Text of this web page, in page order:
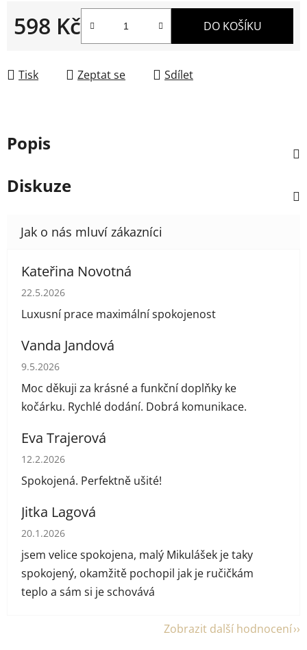
598 Kč DO KOŠÍKU
Tisk Zeptat se Sdílet
Popis
Diskuze
Kateřina Novotná
Hodnocení obchodu je 5 z 5 hvězdiček.
22.5.2026
Luxusní prace maximální spokojenost
Vanda Jandová
Hodnocení obchodu je 5 z 5 hvězdiček.
9.5.2026
Moc děkuji za krásné a funkční doplňky ke
kočárku. Rychlé dodání. Dobrá komunikace.
Eva Trajerová
Hodnocení obchodu je 5 z 5 hvězdiček.
12.2.2026
Spokojená. Perfektně ušité!
Jitka Lagová
Hodnocení obchodu je 5 z 5 hvězdiček.
20.1.2026
jsem velice spokojena, malý Mikulášek je taky
spokojený, okamžitě pochopil jak je ručičkám
teplo a sám si je schovává
Zobrazit další hodnocení